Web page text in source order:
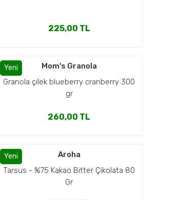
225,00 TL
Yeni
Mom's Granola
Granola çilek blueberry cranberry 300
gr
260,00 TL
Yeni
Aroha
Tarsus - %75 Kakao Bitter Çikolata 80
Gr